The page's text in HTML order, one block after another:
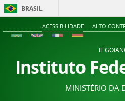
BRASIL
ACESSIBILIDADE ALTO
IF
Instituto
MINISTÉRIO DA